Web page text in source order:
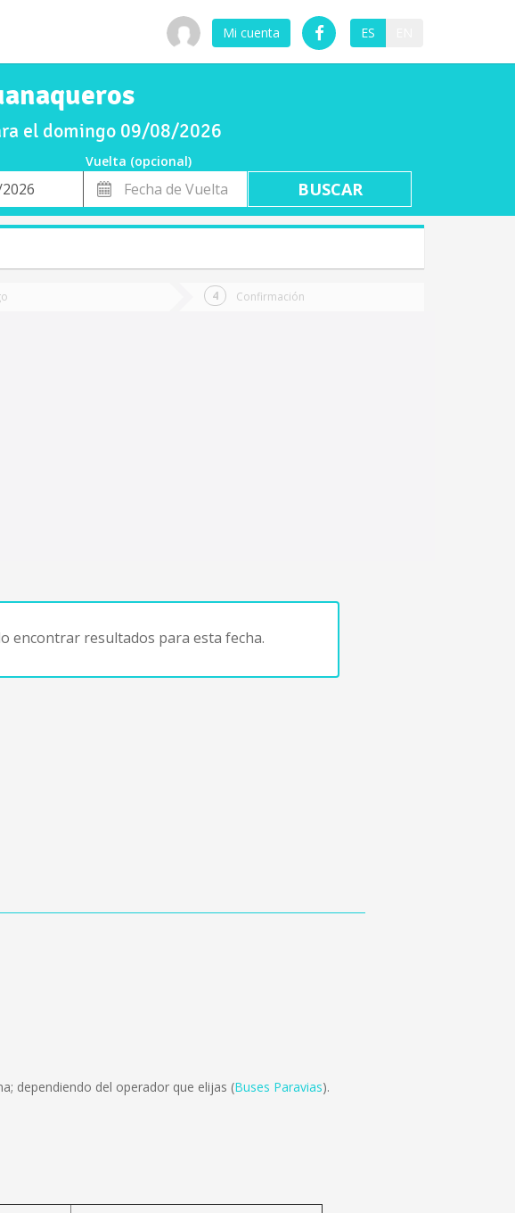
Mi cuenta ES
el domingo 09/08/2026
Vuelta (opcional)
Fecha
de
Vuelta
Confirmación
encontrar resultados para esta fecha.
dependiendo del operador que elijas (Buses Paravias).